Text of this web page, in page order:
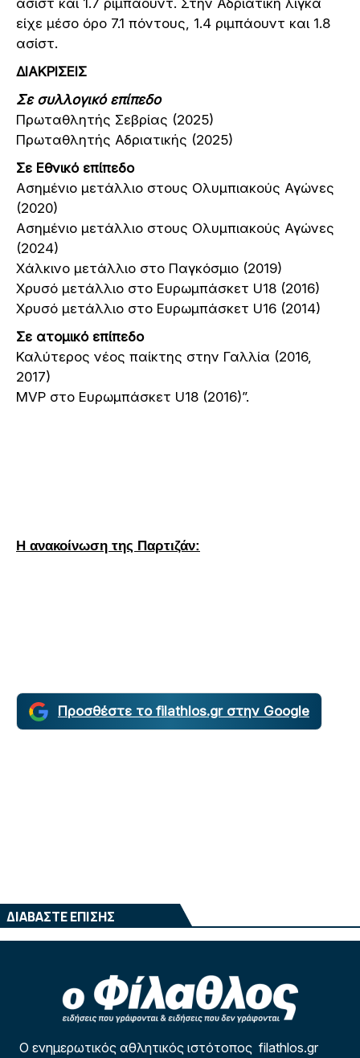
ασίστ και 1.7 ριμπάουντ. Στην Αδριατική λίγκα
είχε μέσο όρο 7.1 πόντους, 1.4 ριμπάουντ και 1.8
ασίστ.
ΔΙΑΚΡΙΣΕΙΣ
Σε συλλογικό επίπεδο
Πρωταθλητής Σεβρίας (2025)
Πρωταθλητής Αδριατικής (2025)
Σε Εθνικό επίπεδο
Ασημένιο μετάλλιο στους Ολυμπιακούς Αγώνες
(2020)
Ασημένιο μετάλλιο στους Ολυμπιακούς Αγώνες
(2024)
Χάλκινο μετάλλιο στο Παγκόσμιο (2019)
Χρυσό μετάλλιο στο Ευρωμπάσκετ U18 (2016)
Χρυσό μετάλλιο στο Ευρωμπάσκετ U16 (2014)
Σε ατομικό επίπεδο
Καλύτερος νέος παίκτης στην Γαλλία (2016,
2017)
MVP στο Ευρωμπάσκετ U18 (2016)”.
H ανακοίνωση της Παρτιζάν:
Προσθέστε το filathlos.gr στην Google
ΔΙΑΒΑΣΤΕ ΕΠΙΣΗΣ
Ο ενημερωτικός αθλητικός ιστότοπος filathlos.gr